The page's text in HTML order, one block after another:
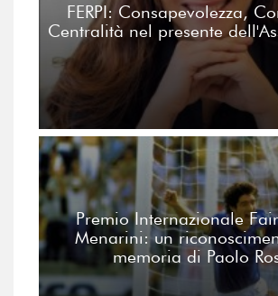
FERPI: Consapevolezza,
Centralità nel presente
Premio Internazionale
Menarini: un
memoria di Paolo